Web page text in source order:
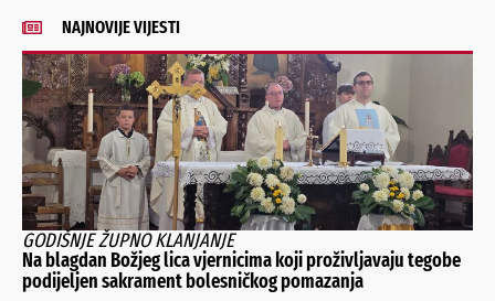
NAJNOVIJE VIJESTI
GODIŠNJE ŽUPNO KLANJANJE
Na blagdan Božjeg lica vjernicima koji proživljavaju tegobe
podijeljen sakrament bolesničkog pomazanja